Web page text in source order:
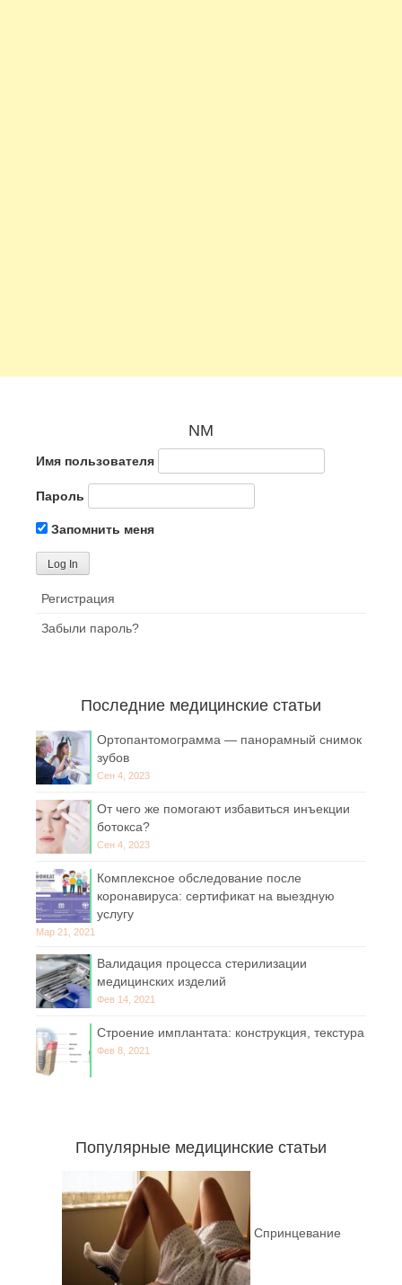
NM
Имя пользователя
Пароль
Запомнить меня
Регистрация
Забыли пароль?
Последние медицинские статьи
Ортопантомограмма — панорамный снимок
зубов
Сен 4, 2023
От чего же помогают избавиться инъекции
ботокса?
Сен 4, 2023
Комплексное обследование после
коронавируса: сертификат на выездную
услугу
Мар 21, 2021
Валидация процесса стерилизации
медицинских изделий
Фев 14, 2021
Строение имплантата: конструкция, текстура
Фев 8, 2021
Популярные медицинские статьи
Спринцевание